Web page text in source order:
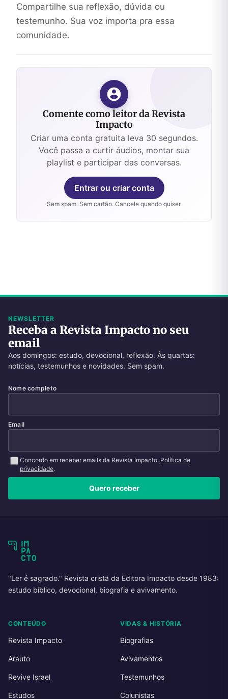
Compartilhe sua reflexão, dúvida ou
testemunho. Sua voz importa pra essa
comunidade.
Comente como leitor da Revista
Impacto
Criar uma conta gratuita leva 30 segundos.
Você passa a curtir áudios, montar sua
playlist e participar das conversas.
Entrar ou criar conta
Sem spam. Sem cartão. Cancele quando quiser.
NEWSLETTER
Receba a Revista Impacto no seu
email
Aos domingos: estudo, devocional, reflexão. Às quartas:
notícias, testemunhos e novidades. Sem spam.
Nome completo
Email
Concordo em receber emails da Revista Impacto. Política de
privacidade.
Quero receber
"Ler é sagrado." Revista cristã da Editora Impacto desde 1983:
estudo bíblico, devocional, biografia e avivamento.
CONTEÚDO
Revista Impacto
Arauto
Revive Israel
Estudos
VIDAS & HISTÓRIA
Biografias
Avivamentos
Testemunhos
Colunistas